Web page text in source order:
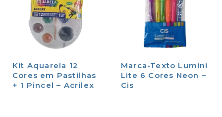
Kit Aquarela 12
Cores em Pastilhas
+ 1 Pincel – Acrilex
Marca-Texto Lumini
Lite 6 Cores Neon –
Cis